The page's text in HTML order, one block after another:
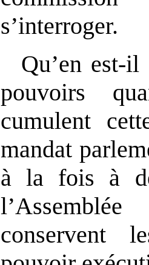
s’interroger.
Qu’en
pouvoirs
cumulent
mandat
à la fois à
conservent